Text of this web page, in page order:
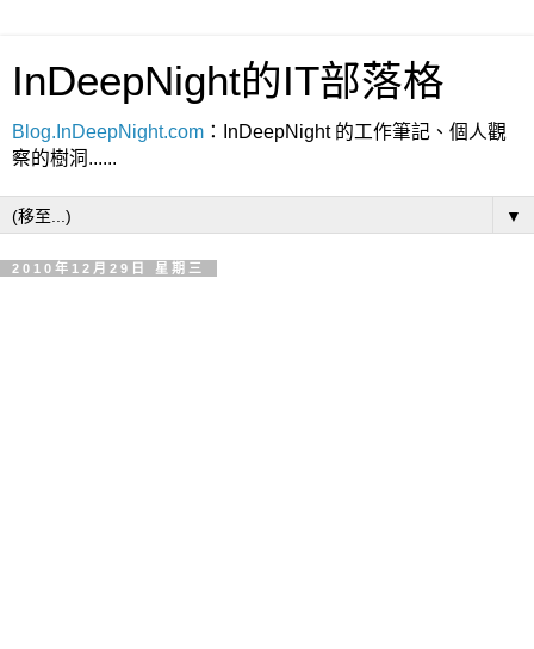
InDeepNight的IT部落格
Blog.InDeepNight.com ：InDeepNight 的工作筆記、個人觀
察的樹洞......
▼
2010年12月29日 星期三